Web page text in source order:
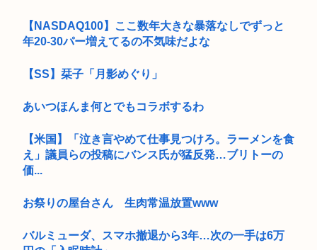
【NASDAQ100】ここ数年大きな暴落なしでずっと
年20-30パー増えてるの不気味だよな
【SS】栞子「月影めぐり」
あいつほんま何とでもコラボするわ
【米国】「泣き言やめて仕事見つけろ。ラーメンを食
え」議員らの投稿にバンス氏が猛反発…ブリトーの
価...
お祭りの屋台さん 生肉常温放置www
バルミューダ、スマホ撤退から3年…次の一手は6万